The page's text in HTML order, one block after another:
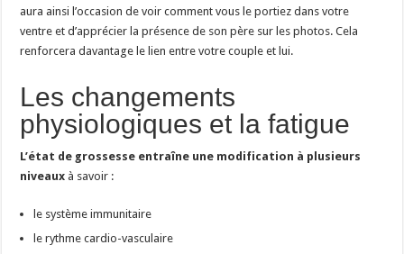
aura ainsi l’occasion de voir comment vous le portiez dans votre
ventre et d’apprécier la présence de son père sur les photos. Cela
renforcera davantage le lien entre votre couple et lui.
Les changements
physiologiques et la fatigue
L’état de grossesse entraîne une modification à plusieurs
niveaux à savoir :
le système immunitaire
le rythme cardio-vasculaire